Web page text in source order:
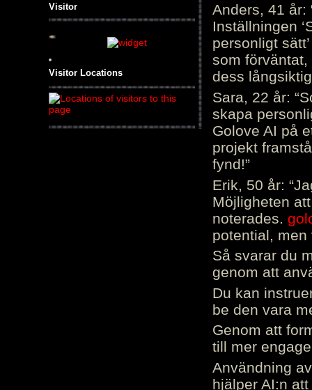
Visitor
Visitor Locations
Anders, 41 år:
Inställningen
personligt
som
dess
Sara, 22 år:
skapa
Golove AI på
projekt
fynd!”
Erik, 50 år:
Möjligheten
noterades.
potential, men
Så svarar du
genom att
Du kan
be den vara
Genom att
till mer
Användning
hjälper AI:n